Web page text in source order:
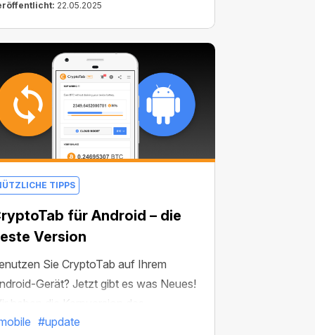
CT Pool macht es einfacher denn
22.05.2025
TIPPS
für Android – die
Version
Sie CryptoTab auf Ihrem
Gerät? Jetzt gibt es was Neues!
haben die Kernversion des
Browsers für Android auf den
#update